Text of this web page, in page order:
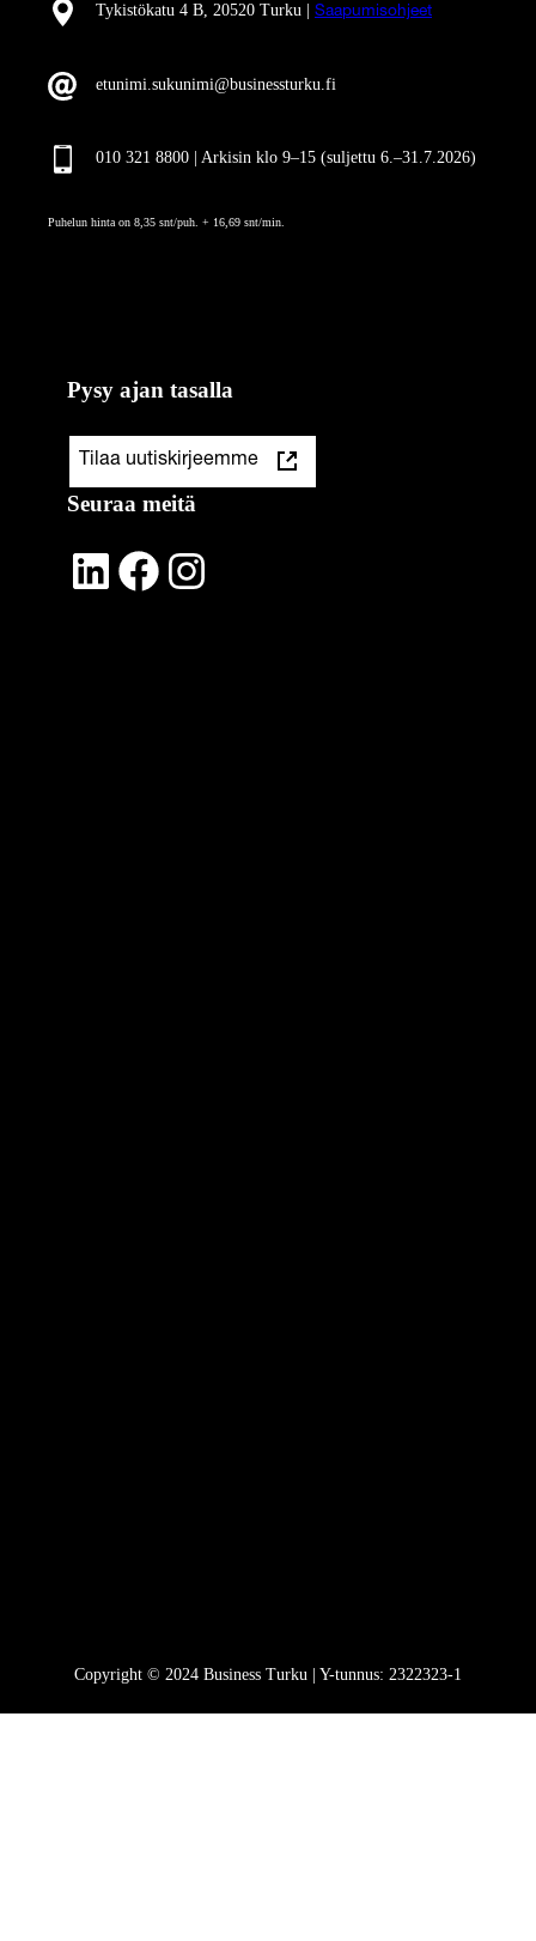
Tykistökatu 4 B, 20520 Turku | Saapumisohjeet
etunimi.sukunimi@businessturku.fi
010 321 8800 | Arkisin klo 9–15 (suljettu 6.–31.7.2026)
Puhelun hinta on 8,35 snt/puh. + 16,69 snt/min.
Pysy ajan tasalla
Tilaa uutiskirjeemme
Seuraa meitä
LinkedIn Facebook Instagram
Copyright © 2024 Business Turku | Y-tunnus: 2322323-1